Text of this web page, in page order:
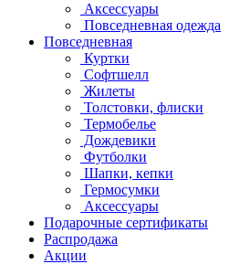
Аксессуары
Повседневная одежда
Повседневная
Куртки
Софтшелл
Жилеты
Толстовки, флиски
Термобелье
Дождевики
Футболки
Шапки, кепки
Гермосумки
Аксессуары
Подарочные сертификаты
Распродажа
Акции